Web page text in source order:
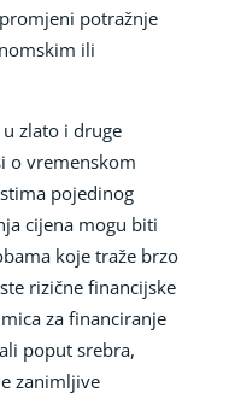
potražnje
ili
zlato i druge
o vremenskom
pojedinog
cijena mogu biti
koje traže brzo
rizične financijske
za financiranje
poput srebra,
zanimljive